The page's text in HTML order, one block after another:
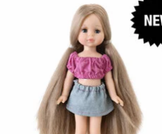
kleine Schwester der Amigas-Puppen.
ZUM WARENKORB HINZUFÜGEN